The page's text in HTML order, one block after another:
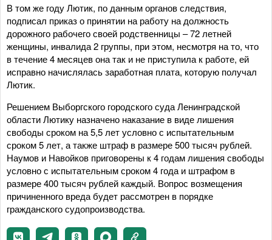
В том же году Лютик, по данным органов следствия,
подписал приказ о принятии на работу на должность
дорожного рабочего своей родственницы – 72 летней
женщины, инвалида 2 группы, при этом, несмотря на то, что
в течение 4 месяцев она так и не приступила к работе, ей
исправно начислялась заработная плата, которую получал
Лютик.
Решением Выборгского городского суда Ленинградской
области Лютику назначено наказание в виде лишения
свободы сроком на 5,5 лет условно с испытательным
сроком 5 лет, а также штраф в размере 500 тысяч рублей.
Наумов и Навойков приговорены к 4 годам лишения свободы
условно с испытательным сроком 4 года и штрафом в
размере 400 тысяч рублей каждый. Вопрос возмещения
причиненного вреда будет рассмотрен в порядке
гражданского судопроизводства.